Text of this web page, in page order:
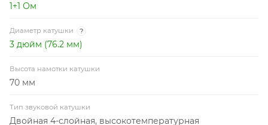
1+1 Ом
Диаметр катушки ?
3 дюйм (76.2 мм)
Высота намотки катушки
70 мм
Тип звуковой катушки
Двойная 4-слойная, высокотемпературная